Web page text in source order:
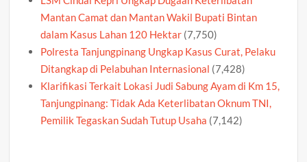
Mantan Camat dan Mantan Wakil Bupati Bintan
dalam Kasus Lahan 120 Hektar (7,750)
Polresta Tanjungpinang Ungkap Kasus Curat, Pelaku
Ditangkap di Pelabuhan Internasional (7,428)
Klarifikasi Terkait Lokasi Judi Sabung Ayam di Km 15,
Tanjungpinang: Tidak Ada Keterlibatan Oknum TNI,
Pemilik Tegaskan Sudah Tutup Usaha (7,142)